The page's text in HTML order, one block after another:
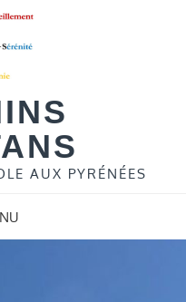
AUX PYRÉNÉES